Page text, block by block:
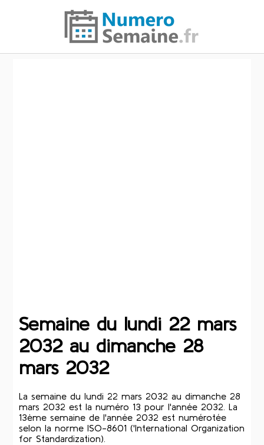
Semaine du lundi 22 mars
2032 au dimanche 28
mars 2032
La semaine du lundi 22 mars 2032 au dimanche 28
mars 2032 est la numéro 13 pour l'année 2032. La
13ème semaine de l'année 2032 est numérotée
selon la norme ISO-8601 ('International Organization
for Standardization).